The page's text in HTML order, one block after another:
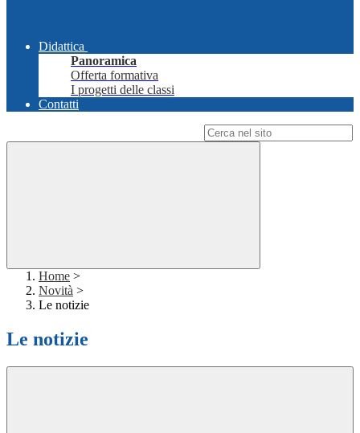
Didattica
Panoramica
Offerta formativa
I progetti delle classi
Contatti
Home >
Novità >
Le notizie
Le notizie